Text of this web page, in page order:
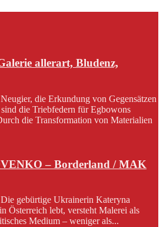
allerart, Bludenz,
die Erkundung von Gegensätzen
die Triebfedern für Egbowons
die Transformation von Materialien
– Borderland / MAK
gebürtige Ukrainerin Kateryna
Österreich lebt, versteht Malerei als
Medium – weniger als...